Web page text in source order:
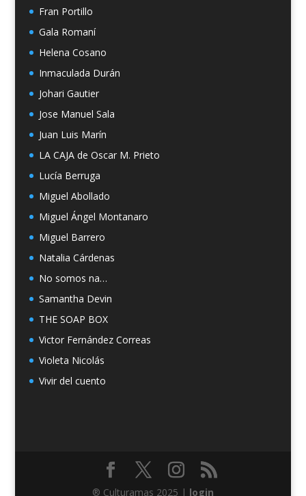
Fran Portillo
Gala Romaní
Helena Cosano
Inmaculada Durán
Johari Gautier
Jose Manuel Sala
Juan Luis Marín
LA CAJA de Oscar M. Prieto
Lucía Berruga
Miguel Abollado
Miguel Ángel Montanaro
Miguel Barrero
Natalia Cárdenas
No somos na…
Samantha Devin
THE SOAP BOX
Victor Fernández Correas
Violeta Nicolás
Vivir del cuento
® Culturamas 2025 | login